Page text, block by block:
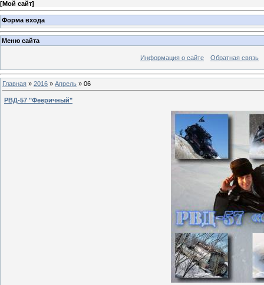
[Мой сайт]
Форма входа
Меню сайта
Информация о сайте Обратная связь
Главная » 2016 » Апрель » 06
РВД-57 "Фееричный"